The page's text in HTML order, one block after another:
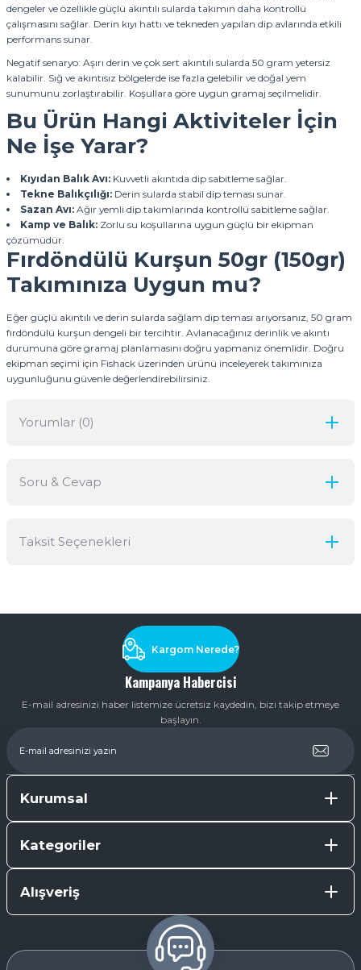
dengeler ve özellikle güçlü akıntılı sularda takımın daha kontrollü
çalışmasını sağlar. Derin kıyı hattı ve tekneden yapılan dip avlarında etkili
performans sunar.
Negatif senaryo: Aşırı derin ve çok sert akıntılı sularda 50 gram yetersiz
kalabilir. Sığ ve akıntısız bölgelerde ise fazla gelebilir ve doğal yem
sunumunu zorlaştırabilir. Koşullara göre uygun gramaj seçilmelidir.
Bu Ürün Hangi Aktiviteler İçin
Ne İşe Yarar?
Kıyıdan Balık Avı:Kuvvetli akıntıda dip sabitleme sağlar.
Tekne Balıkçılığı:Derin sularda stabil dip teması sunar.
Sazan Avı:Ağır yemli dip takımlarında kontrollü sabitleme sağlar.
Kamp ve Balık:Zorlu su koşullarına uygun güçlü bir ekipman
çözümüdür.
Fırdöndülü Kurşun 50gr (150gr)
Takımınıza Uygun mu?
Eğer güçlü akıntılı ve derin sularda sağlam dip teması arıyorsanız, 50 gram
fırdöndülü kurşun dengeli bir tercihtir. Avlanacağınız derinlik ve akıntı
durumuna göre gramaj planlamasını doğru yapmanız önemlidir. Doğru
ekipman seçimi için Fishack üzerinden ürünü inceleyerek takımınıza
uygunluğunu güvenle değerlendirebilirsiniz.
Yorumlar (0)
Soru & Cevap
Taksit Seçenekleri
Kampanya Habercisi
E-mail adresinizi haber listemize ücretsiz kaydedin, bizi takip etmeye
başlayın.
Kargom Nerede?
Kurumsal
Kategoriler
Alışveriş